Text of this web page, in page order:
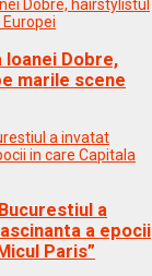
Ioanei Dobre,
marile scene
a
a epocii
Paris”